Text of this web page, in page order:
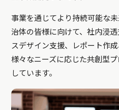
事業を通じてより持続可能な
治体の皆様に向けて、社内浸
スデザイン支援、レポート作
様々なニーズに応じた共創型
しています。